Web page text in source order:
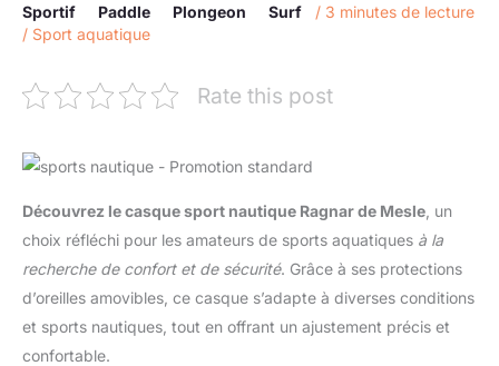
Sportif
Paddle Plongeon Surf / 3 minutes de lecture
/ Sport aquatique
Rate this post
Découvrez le casque sport nautique Ragnar de Mesle , un
choix réfléchi pour les amateurs de sports aquatiques à la
recherche de confort et de sécurité. Grâce à ses protections
d’oreilles amovibles, ce casque s’adapte à diverses conditions
et sports nautiques, tout en offrant un ajustement précis et
confortable.